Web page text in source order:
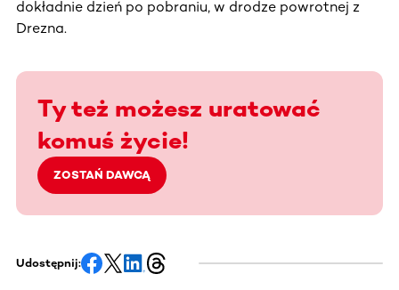
dokładnie dzień po pobraniu, w drodze powrotnej z
Drezna.
Ty też możesz uratować
komuś życie!
ZOSTAŃ DAWCĄ
Udostępnij: